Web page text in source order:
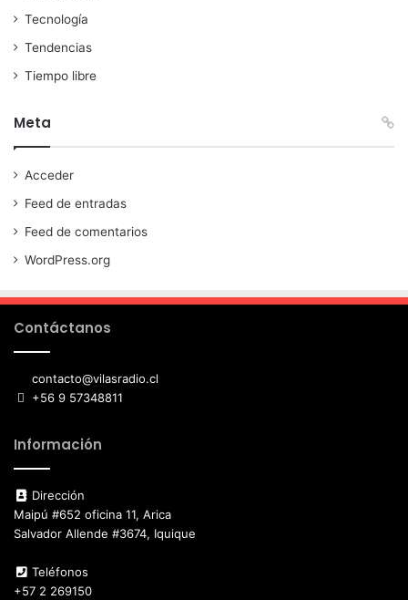
Tecnología
Tendencias
Tiempo libre
Meta
Acceder
Feed de entradas
Feed de comentarios
WordPress.org
Contáctanos
contacto@vilasradio.cl
+56 9 57348811
Información
Dirección
Maipú #652 oficina 11, Arica
Salvador Allende #3674, Iquique
Teléfonos
+57 2 269150